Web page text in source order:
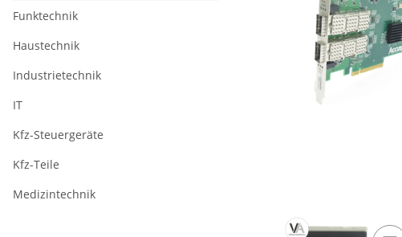
Funktechnik
Haustechnik
Industrietechnik
IT
Kfz-Steuergeräte
Kfz-Teile
Medizintechnik